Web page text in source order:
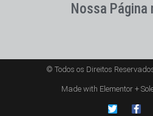
Nossa Página
© Todos os Direitos
Made with Elementor +